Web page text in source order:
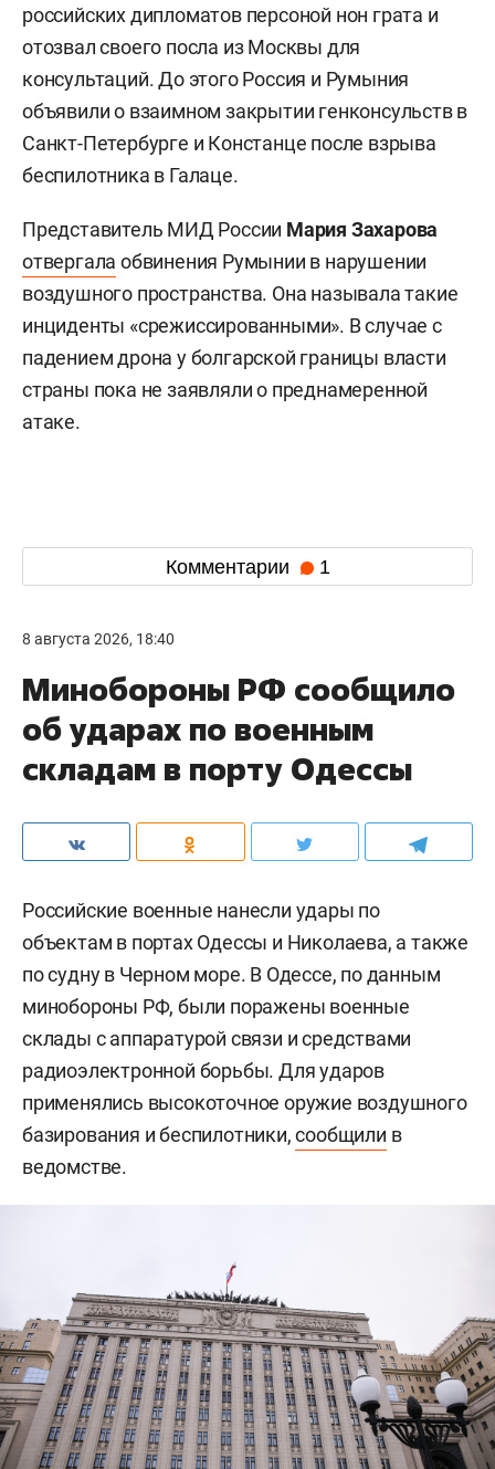
российских дипломатов персоной нон грата и
отозвал своего посла из Москвы для
консультаций. До этого Россия и Румыния
объявили о взаимном закрытии генконсульств в
Санкт-Петербурге и Констанце после взрыва
беспилотника в Галаце.
Представитель МИД России Мария Захарова
отвергала обвинения Румынии в нарушении
воздушного пространства. Она называла такие
инциденты «срежиссированными». В случае с
падением дрона у болгарской границы власти
страны пока не заявляли о преднамеренной
атаке.
Комментарии 1
8 августа 2026, 18:40
Минобороны РФ сообщило
об ударах по военным
складам в порту Одессы
Российские военные нанесли удары по
объектам в портах Одессы и Николаева, а также
по судну в Черном море. В Одессе, по данным
минобороны РФ, были поражены военные
склады с аппаратурой связи и средствами
радиоэлектронной борьбы. Для ударов
применялись высокоточное оружие воздушного
базирования и беспилотники,сообщили в
ведомстве.